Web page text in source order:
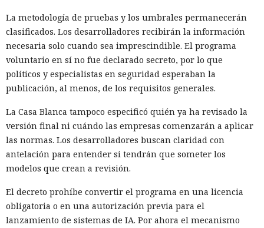
tareas internas. El servicio también se usaba para anuncios
dirigidos a empleados, documentos de contratación, estado
migratorio, condiciones de trabajo y cobros.
Los operadores con frecuencia mezclaban varias historias.
Perfiles falsos en sitios de citas ayudaban a ganarse la
en criptomonedas o en oro. Otras cuentas prometían
premios y bonos ficticios o exigían el pago de multas en
nombre de las fuerzas del orden.
El esquema se desarrollaba siguiendo un mismo guion.
Telegram y redes sociales; luego presionaban las emociones
con promesas de ganancias garantizadas, confesiones
románticas y ofertas urgentes. Al final convencían a la
La metodología de pruebas y los umbrales permanecerán
clasificados. Los desarrolladores recibirán la información
necesaria solo cuando sea imprescindible. El programa
voluntario en sí no fue declarado secreto, por lo que
políticos y especialistas en seguridad esperaban la
publicación, al menos, de los requisitos generales.
La Casa Blanca tampoco especificó quién ya ha revisado la
versión final ni cuándo las empresas comenzarán a aplicar
las normas. Los desarrolladores buscan claridad con
antelación para entender si tendrán que someter los
modelos que crean a revisión.
El decreto prohíbe convertir el programa en una licencia
obligatoria o en una autorización previa para el
lanzamiento de sistemas de IA. Por ahora el mecanismo